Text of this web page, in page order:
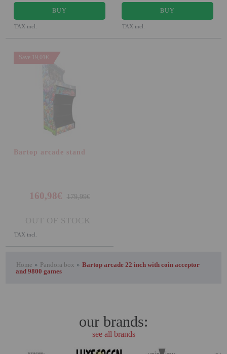
BUY
TAX incl.
BUY
TAX incl.
Save 19,01€
Bartop arcade stand
160,98€ 179,99€
OUT OF STOCK
TAX incl.
Home » Pandora box » Bartop arcade 22 inch with coin acceptor
and 9800 games
our brands:
see all brands